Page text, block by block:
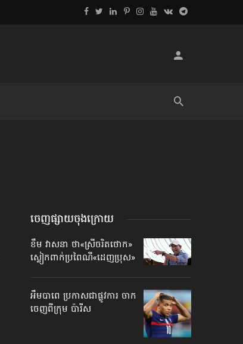
ចេញផ្សាយចុងក្រោយ
ខឹម វាសនា ថា«ស្រីចរិតថោក»​
ស្លៀកពាក់ប្រពៃណី​«ដេញប្រុស»
អឹមបាពេ ប្រកាសជាផ្លូវការ ចាក
ចេញពីក្រុម ប៉ារីស